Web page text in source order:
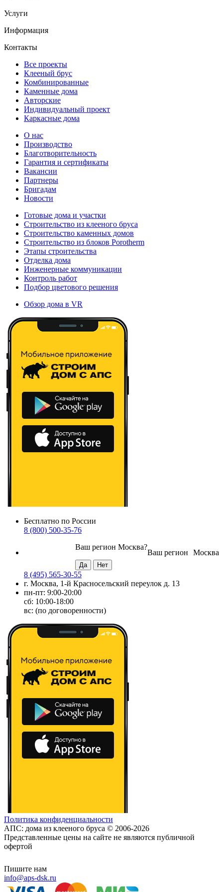
Услуги
Информация
Контакты
Все проекты
Клееный брус
Комбинированные
Каменные дома
Авторские
Индивидуальный проект
Каркасные дома
О нас
Производство
Благотворительность
Гарантия и сертификаты
Вакансии
Партнеры
Бригадам
Новости
Готовые дома и участки
Строительство из клееного бруса
Строительство каменных домов
Строительство из блоков Porotherm
Этапы строительства
Отделка дома
Инженерные коммуникации
Контроль работ
Подбор цветового решения
Обзор дома в VR
Бесплатно по России
8 (800) 500-35-76
Москва
Ваш регион
Ваш регион Москва?
8 (495) 565-30-55
г. Москва, 1-й Красносельский переулок д. 13
пн-пт: 9:00-20:00
сб: 10:00-18:00
вс: (по договоренности)
Политика конфиденциальности
АПС: дома из клееного бруса © 2006-2026
Представленные цены на сайте не являются публичной
офертой
Пишите нам
info@aps-dsk.ru